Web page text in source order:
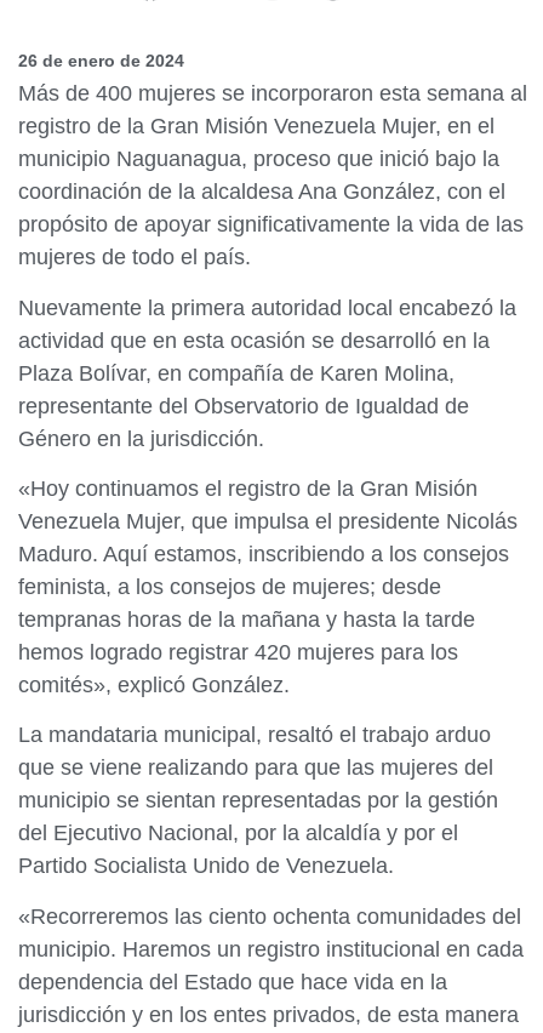
26 de enero de 2024
Más de 400 mujeres se incorporaron esta semana al
registro de la Gran Misión Venezuela Mujer, en el
municipio Naguanagua, proceso que inició bajo la
coordinación de la alcaldesa Ana González, con el
propósito de apoyar significativamente la vida de las
mujeres de todo el país.
Nuevamente la primera autoridad local encabezó la
actividad que en esta ocasión se desarrolló en la
Plaza Bolívar, en compañía de Karen Molina,
representante del Observatorio de Igualdad de
Género en la jurisdicción.
«Hoy continuamos el registro de la Gran Misión
Venezuela Mujer, que impulsa el presidente Nicolás
Maduro. Aquí estamos, inscribiendo a los consejos
feminista, a los consejos de mujeres; desde
tempranas horas de la mañana y hasta la tarde
hemos logrado registrar 420 mujeres para los
comités», explicó González.
La mandataria municipal, resaltó el trabajo arduo
que se viene realizando para que las mujeres del
municipio se sientan representadas por la gestión
del Ejecutivo Nacional, por la alcaldía y por el
Partido Socialista Unido de Venezuela.
«Recorreremos las ciento ochenta comunidades del
municipio. Haremos un registro institucional en cada
dependencia del Estado que hace vida en la
jurisdicción y en los entes privados, de esta manera